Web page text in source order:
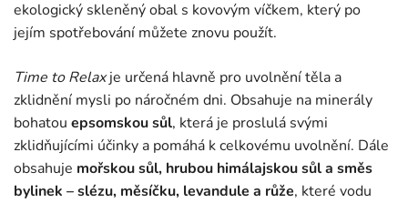
ekologický skleněný obal s kovovým víčkem, který po
jejím spotřebování můžete znovu použít.
Time to Relaxje určená hlavně pro uvolnění těla a
zklidnění mysli po náročném dni. Obsahuje na minerály
bohatou epsomskou sůl, která je proslulá svými
zklidňujícími účinky a pomáhá k celkovému uvolnění. Dále
obsahuje mořskou sůl, hrubou himálajskou sůl a směs
bylinek – slézu, měsíčku, levandule a růže, které vodu